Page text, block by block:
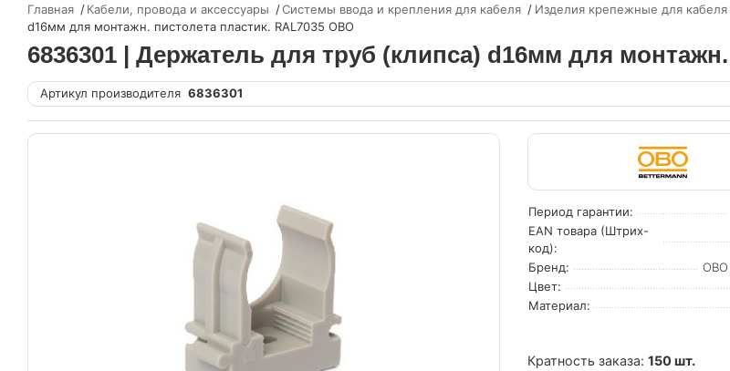
Главная Кабели, провода и аксессуары Системы ввода и крепления для кабеля Изделия крепежные для кабеля
d16мм для монтажн. пистолета пластик. RAL7035 OBO
6836301 | Держатель для труб (клипса) d16мм для
Артикул производителя 6836301
Период гарантии:
EAN товара (Штрих-
код):
Бренд:
Цвет:
Материал:
Кратность заказа: 150 шт.